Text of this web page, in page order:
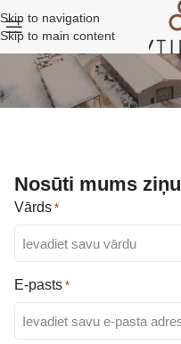
Skip to navigation
Skip to main content
Nosūti mums ziņu
Vārds *
E-pasts *